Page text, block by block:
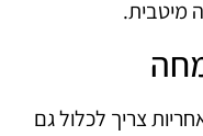
מיטבית.
צריך לכלול גם